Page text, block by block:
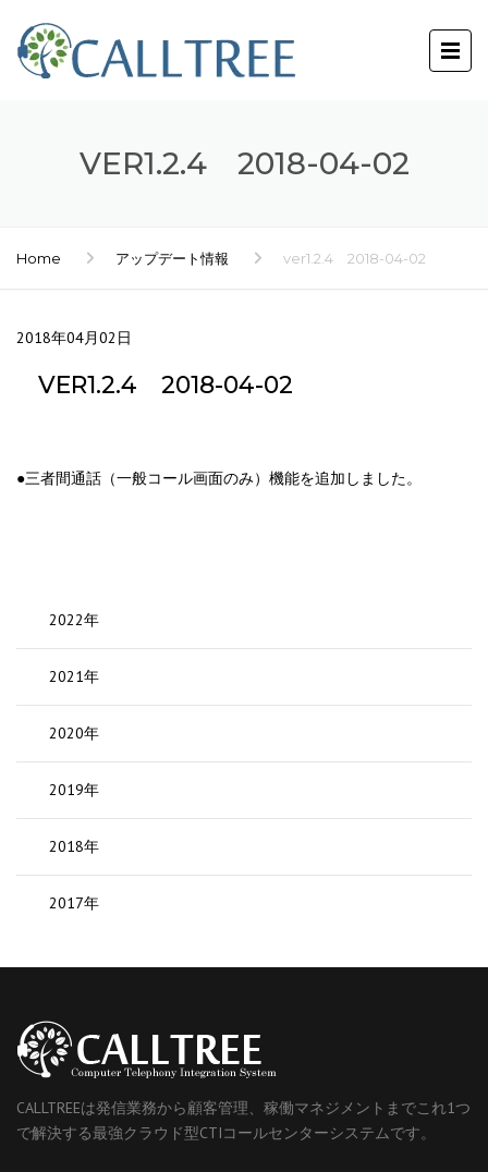
VER1.2.4 2018-04-02
Home アップデート情報 ver1.2.4 2018-04-02
2018年04月02日
VER1.2.4 2018-04-02
●三者間通話（一般コール画面のみ）機能を追加しました。
2022年
2021年
2020年
2019年
2018年
2017年
CALLTREEは発信業務から顧客管理、稼働マネジメントまでこれ1つ
で解決する最強クラウド型CTIコールセンターシステムです。